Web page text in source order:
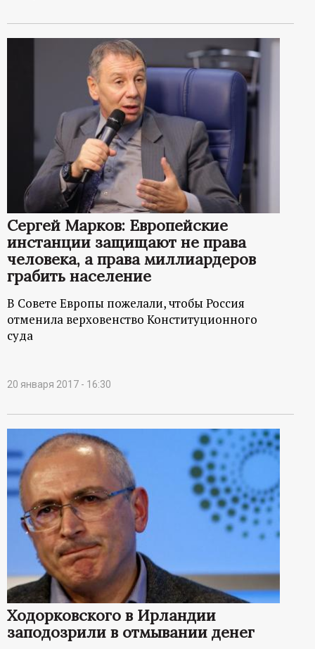
Сергей Марков: Европейские
инстанции защищают не права
человека, а права миллиардеров
грабить население
В Совете Европы пожелали, чтобы Россия
отменила верховенство Конституционного
суда
20 января 2017 - 16:30
Ходорковского в Ирландии
заподозрили в отмывании денег